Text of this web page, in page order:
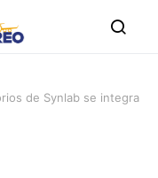
de Synlab se integra